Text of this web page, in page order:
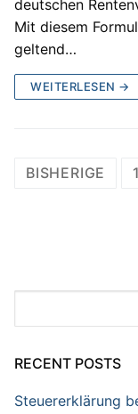
deutschen
Mit diesem
geltend…
WEITERLESEN →
BISHERIGE 1
RECENT POSTS
Steuererklärung